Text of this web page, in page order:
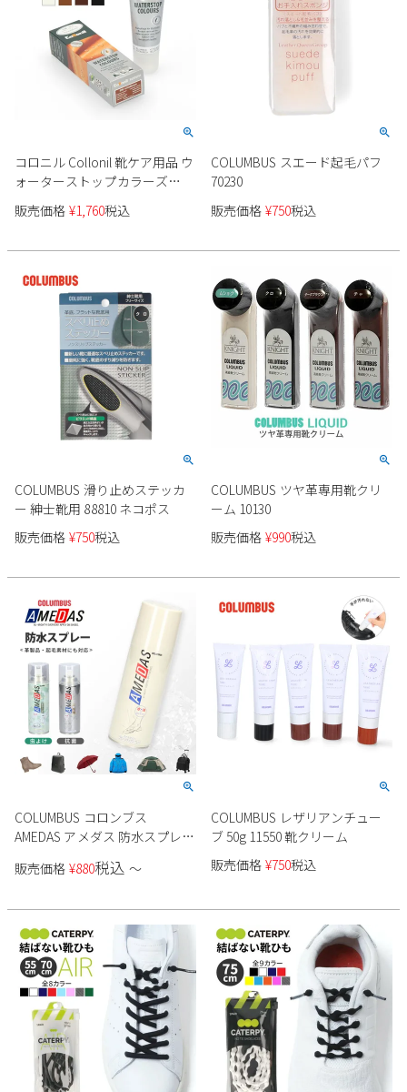
コロニル Collonil 靴ケア用品 ウ
ォーターストップカラーズ
796260 スムースレザー 防水 ツ
ヤ出し 靴 バッグ 小物
販売価格 ¥1,760税込
COLUMBUS スエード起毛パフ
70230
販売価格 ¥750税込
COLUMBUS 滑り止めステッカ
ー 紳士靴用 88810 ネコポス
販売価格 ¥750税込
COLUMBUS ツヤ革専用靴クリ
ーム 10130
販売価格 ¥990税込
COLUMBUS コロンブス
AMEDAS アメダス 防水スプレー
販売価格 ¥880税込 〜
COLUMBUS レザリアンチュー
ブ 50g 11550 靴クリーム
販売価格 ¥750税込